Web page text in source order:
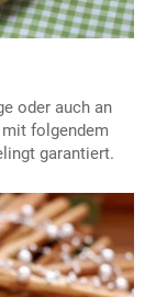
oder auch an
mit folgendem
garantiert.